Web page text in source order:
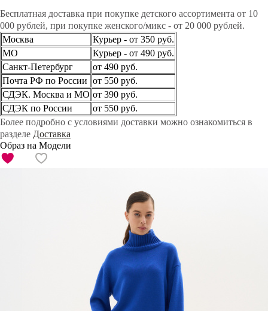
Бесплатная доставка при покупке детского ассортимента от 10
000 рублей, при покупке женского/микс - от 20 000 рублей.
Москва
Курьер - от 350 руб.
МО
Курьер - от 490 руб.
Санкт-Петербург
от 490 руб.
Почта РФ по России от 550 руб.
СДЭК. Москва и МО от 390 руб.
СДЭК по России
от 550 руб.
Более подробно с условиями доставки можно ознакомиться в
разделе Доставка
Образ на Модели